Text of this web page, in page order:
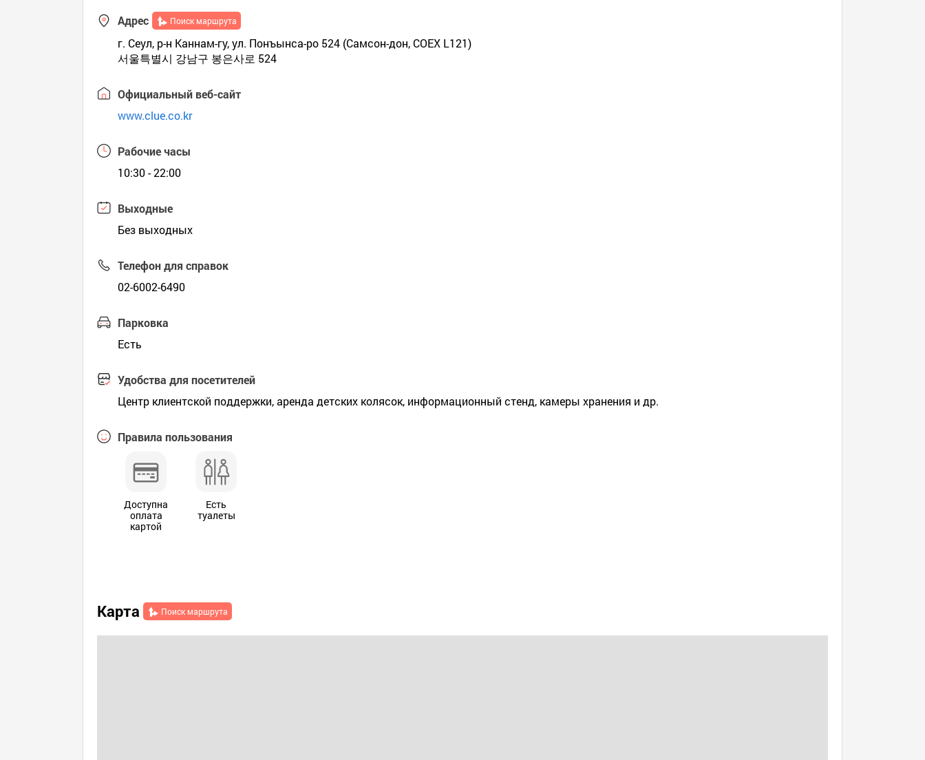
Адрес Поиск маршрута
г. Сеул, р-н Каннам-гу, ул. Понъынса-ро 524 (Самсон-дон, COEX L121)
서울특별시 강남구 봉은사로 524
Официальный веб-сайт
www.clue.co.kr
Рабочие часы
10:30 - 22:00
Выходные
Без выходных
Телефон для справок
02-6002-6490
Парковка
Есть
Удобства для посетителей
Центр клиентской поддержки, аренда детских колясок, информационный стенд, камеры хранения и др.
Правила пользования
Доступна
оплата
картой
Есть
туалеты
Карта Поиск маршрута